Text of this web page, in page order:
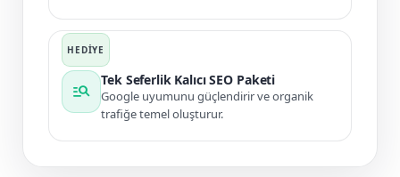
manage_search
Tek Seferlik Kalıcı SEO Paketi
Google uyumunu güçlendirir ve organik
trafiğe temel oluşturur.